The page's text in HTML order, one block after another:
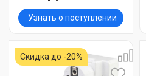
Узнать о поступлении
Скидка до -20%